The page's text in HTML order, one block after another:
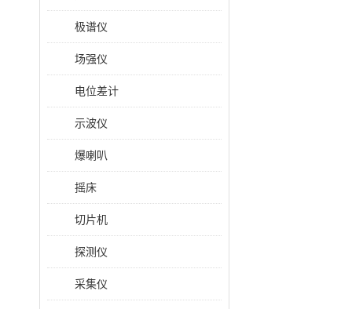
极谱仪
场强仪
电位差计
示波仪
爆喇叭
摇床
切片机
探测仪
采集仪